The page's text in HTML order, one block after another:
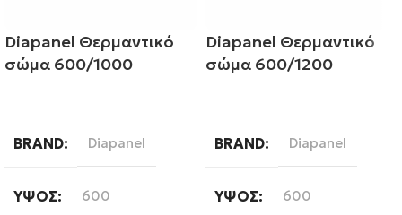
Diapanel Θερμαντικό
σώμα 600/1000
BRAND Diapanel
ΎΨΟΣ 600
Diapanel Θερμαντικό
σώμα 600/1200
BRAND Diapanel
ΎΨΟΣ 600